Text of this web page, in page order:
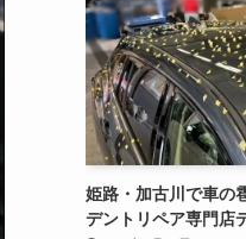
姫路・加古川で車の
デントリペア専門店